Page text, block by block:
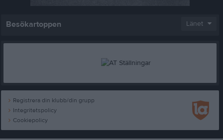
Besökartoppen Länet
Registrera din klubb/din grupp
Integritetspolicy
Cookiepolicy